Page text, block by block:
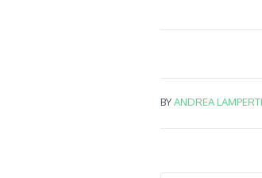
BYANDREA LAMPERTI